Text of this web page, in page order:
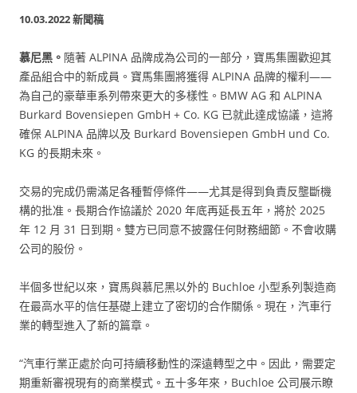
10.03.2022 新聞稿
慕尼黑。 隨著 ALPINA 品牌成為公司的一部分，寶馬集團歡迎其
產品組合中的新成員。寶馬集團將獲得 ALPINA 品牌的權利——
為自己的豪華車系列帶來更大的多樣性。BMW AG 和 ALPINA
Burkard Bovensiepen GmbH + Co. KG 已就此達成協議，這將
確保 ALPINA 品牌以及 Burkard Bovensiepen GmbH und Co.
KG 的長期未來。
交易的完成仍需滿足各種暫停條件——尤其是得到負責反壟斷機
構的批准。長期合作協議於 2020 年底再延長五年，將於 2025
年 12 月 31 日到期。雙方已同意不披露任何財務細節。不會收購
公司的股份。
半個多世紀以來，寶馬與慕尼黑以外的 Buchloe 小型系列製造商
在最高水平的信任基礎上建立了密切的合作關係。現在，汽車行
業的轉型進入了新的篇章。
“汽車行業正處於向可持續移動性的深遠轉型之中。因此，需要定
期重新審視現有的商業模式。五十多年來，Buchloe 公司展示瞭